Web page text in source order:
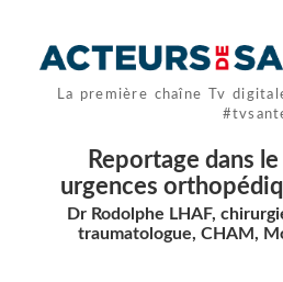
La première chaîne Tv
Reportage dans
urgences
Dr Rodolphe LHAF,
traumatologue, CHAM,